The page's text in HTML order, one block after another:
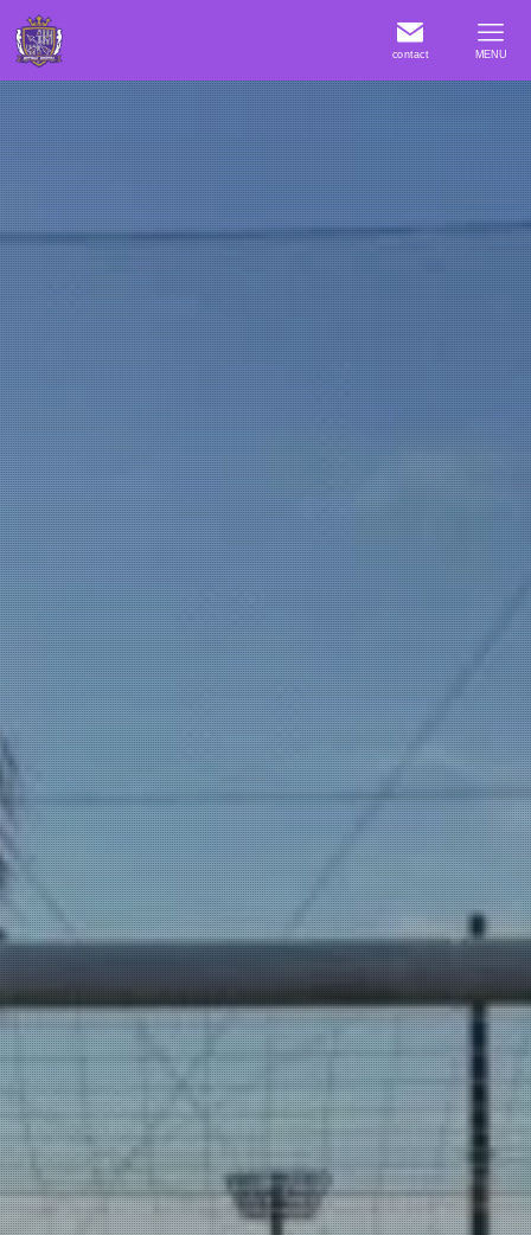
contact MENU